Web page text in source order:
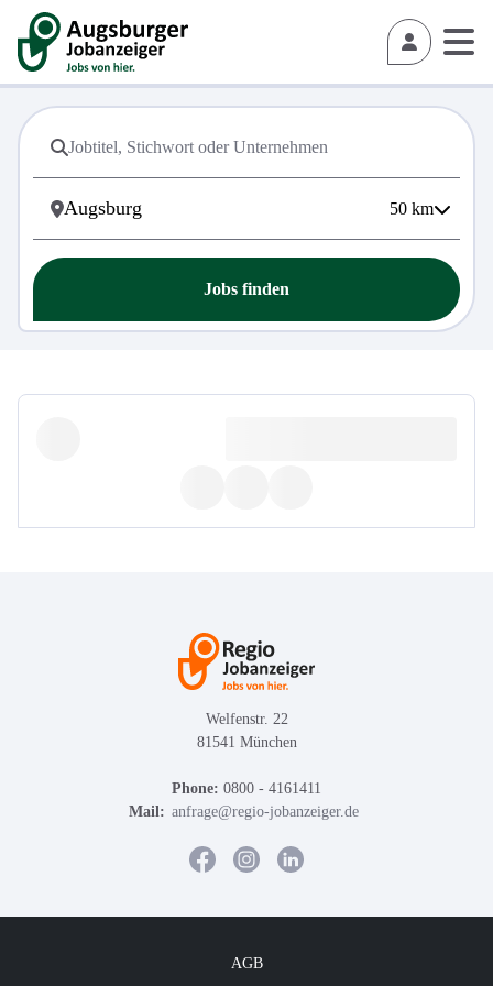
50 km
Jobs finden
Welfenstr. 22
81541 München
Phone: 0800 - 4161411
Mail: anfrage@regio-jobanzeiger.de
AGB